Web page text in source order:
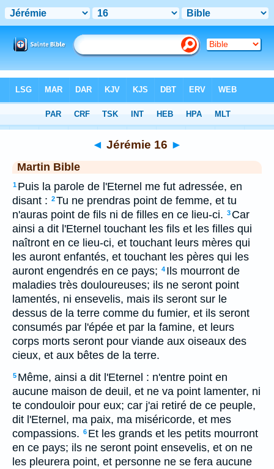
> Jérémie 16
◄ Jérémie 16 ►
Martin Bible
1 Puis la parole de l'Eternel me fut adressée, en
disant : 2Tu ne prendras point de femme, et tu
n'auras point de fils ni de filles en ce lieu-ci. 3 Car
ainsi a dit l'Eternel touchant les fils et les filles qui
naîtront en ce lieu-ci, et touchant leurs mères qui
les auront enfantés, et touchant les pères qui les
auront engendrés en ce pays; 4 Ils mourront de
maladies très douloureuses; ils ne seront point
lamentés, ni ensevelis, mais ils seront sur le
dessus de la terre comme du fumier, et ils seront
consumés par l'épée et par la famine, et leurs
corps morts seront pour viande aux oiseaux des
cieux, et aux bêtes de la terre.
5 Même, ainsi a dit l'Eternel : n'entre point en
aucune maison de deuil, et ne va point lamenter, ni
te condouloir pour eux; car j'ai retiré de ce peuple,
dit l'Eternel, ma paix, ma miséricorde, et mes
compassions. 6 Et les grands et les petits mourront
en ce pays; ils ne seront point ensevelis, et on ne
les pleurera point, et personne ne se fera aucune